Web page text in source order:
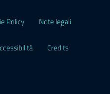
Policy Note legali
Credits